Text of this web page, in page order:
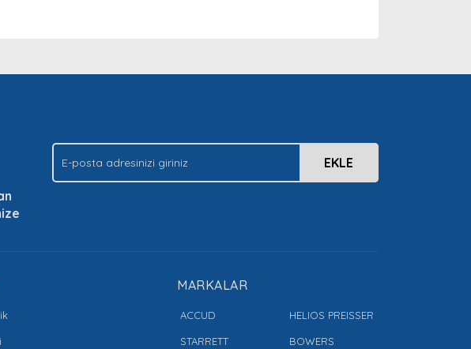
EKLE
MARKALAR
ACCUD
STARRETT
HELIOS PREISSER
BOWERS